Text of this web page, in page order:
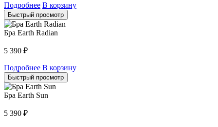
Подробнее В корзину
Быстрый просмотр
Бра Earth Radian
5 390 ₽
Подробнее В корзину
Быстрый просмотр
Бра Earth Sun
5 390 ₽